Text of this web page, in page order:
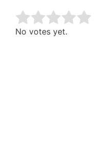
Rate this item:
No votes yet.